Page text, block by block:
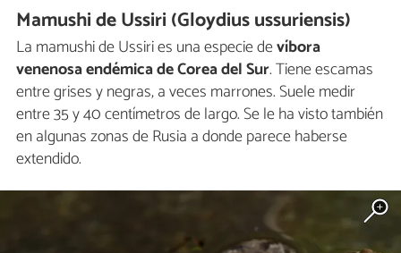
Mamushi de Ussiri (Gloydius ussuriensis)
La mamushi de Ussiri es una especie devíbora
venenosa endémica de Corea del Sur. Tiene escamas
entre grises y negras, a veces marrones. Suele medir
entre 35 y 40 centímetros de largo. Se le ha visto también
en algunas zonas de Rusia a donde parece haberse
extendido.